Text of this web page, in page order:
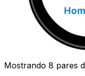
Mostrando 8 pares